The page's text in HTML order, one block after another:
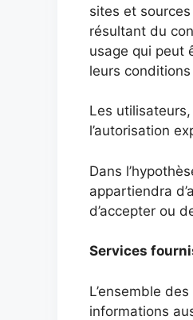
sites et
résultant du
usage qui peut
leurs conditions
Les
l’autorisation
Dans
appartiendra
d’accepter ou
Services
L’ensemble
informations